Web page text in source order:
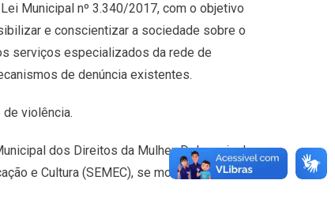
Municipal nº 3.340/2017, com o objetivo
e conscientizar a sociedade sobre o
serviços especializados da rede de
de denúncia existentes.
violência.
dos Direitos da Mulher, Delegacia da
e Cultura (SEMEC), se mostra muito